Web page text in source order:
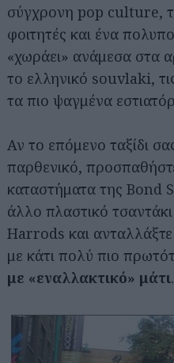
σύγχρονη pop culture,
φοιτητές και ένα
«χωράει» ανάμεσα στα
το ελληνικό souvlaki,
τα πιο ψαγμένα
Αν το επόμενο ταξίδι
παρθενικό,
καταστήματα της Bond
άλλο πλαστικό
Harrods και
με κάτι πολύ πιο
με «εναλλακτικό» μάτι.